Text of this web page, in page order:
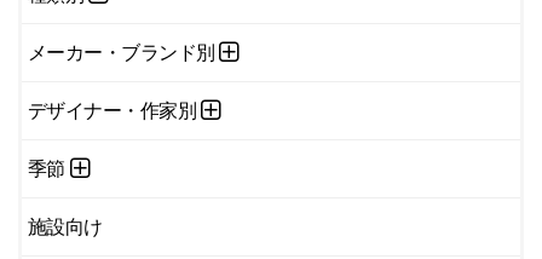
メーカー・ブランド別
デザイナー・作家別
季節
施設向け